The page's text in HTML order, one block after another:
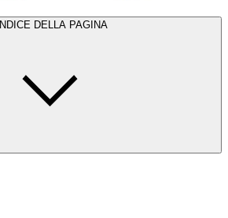
INDICE DELLA PAGINA